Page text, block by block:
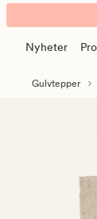
DreamWeave
ullteppe
natur
banner.
KlikkNyheter
Gulvtepper